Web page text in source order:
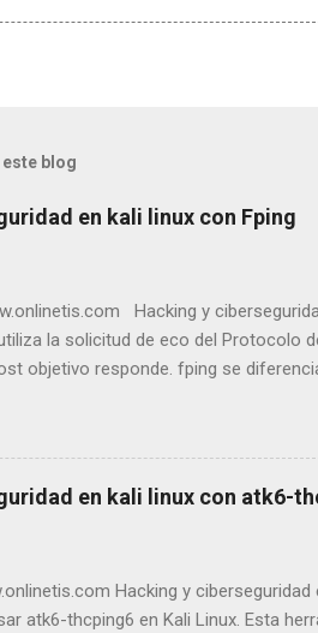
blog
en kali linux con Fping
Hacking y
la solicitud de eco del Protocolo
objetivo responde. fping se
de enviar a un objetivo hasta que se
y pasa al siguiente objetivo
fping fping Enviar paquetes ICMP
versiones anteriores de fping
en kali linux con atk6-
Hacking y
atk6-thcping6 en Kali Linux. Esta